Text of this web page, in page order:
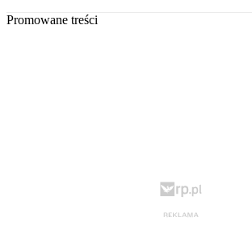
Promowane treści